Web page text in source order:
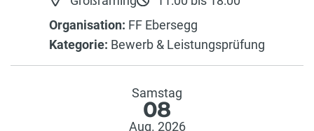
Organisation: FF Ebersegg
Kategorie: Bewerb & Leistungsprüfung
Samstag
08
Aug. 2026